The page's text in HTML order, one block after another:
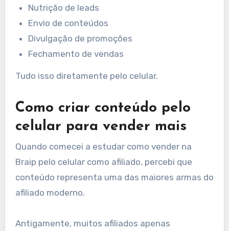
Nutrição de leads
Envio de conteúdos
Divulgação de promoções
Fechamento de vendas
Tudo isso diretamente pelo celular.
Como criar conteúdo pelo
celular para vender mais
Quando comecei a estudar como vender na
Braip pelo celular como afiliado, percebi que
conteúdo representa uma das maiores armas do
afiliado moderno.
Antigamente, muitos afiliados apenas